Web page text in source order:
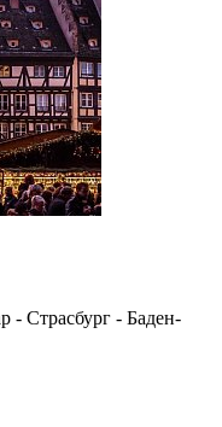
Страсбург - Баден-